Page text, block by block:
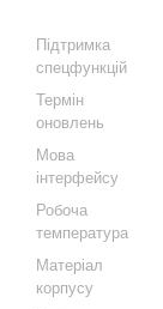
Підтримка
спецфункцій
Термін
оновлень
Мова
інтерфейсу
Робоча
температура
Матеріал
корпусу